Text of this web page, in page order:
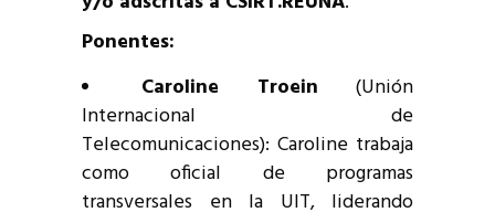
Ponentes:
Caroline Troein (Unión
Internacional de
Telecomunicaciones): Caroline trabaja
como oficial de programas
transversales en la UIT, liderando